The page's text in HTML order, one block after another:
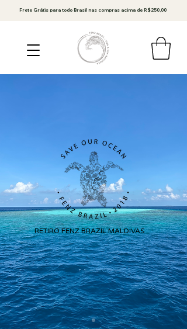
Frete Grátis para todo Brasil nas compras acima de R$250,00
RETIRO FENZ BRAZIL MALDIVAS